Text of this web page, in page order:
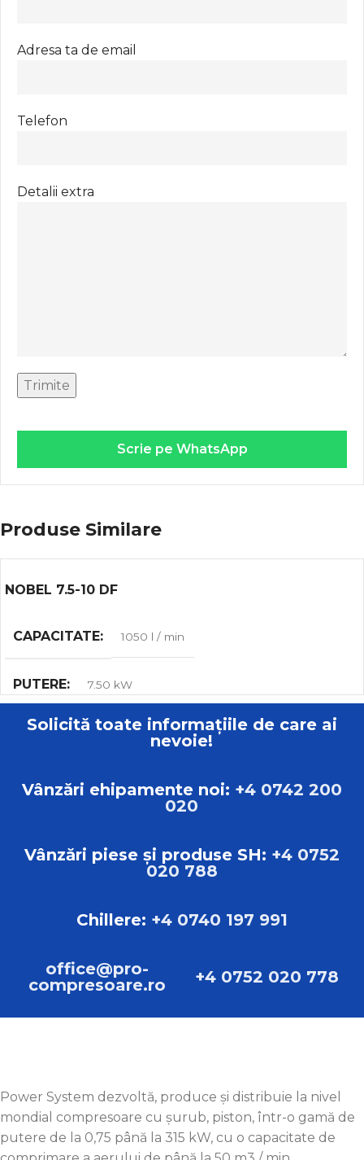
Adresa ta de email
Telefon
Detalii extra
Scrie pe WhatsApp
Produse Similare
NOBEL 7.5-10 DF
CAPACITATE 1050 l / min
PUTERE 7.50 kW
MAX. VOLUMUL DE MUNCĂ 10.00 bar
GREUTATE 215 kg
Compresoare cu șurub
Sistem de alimentare Pascal
Solicită toate informațiile de care ai
nevoie!
Vânzări ehipamente noi: +4 0742 200
020
Vânzări piese și produse SH: +4 0752
020 788
Chillere: +4 0740 197 991
office@pro-
compresoare.ro
+4 0752 020 778
Power System dezvoltă, produce și distribuie la nivel
mondial compresoare cu șurub, piston, într-o gamă de
putere de la 0,75 până la 315 kW, cu o capacitate de